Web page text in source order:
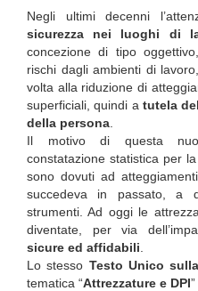
Negli ultimi decenni
sicurezza nei luoghi di
concezione di tipo
rischi dagli ambienti di
volta alla riduzione di
superficiali, quindi a tutela
della persona
Il motivo di questa
constatazione statistica per
sono dovuti ad
succedeva in passato, a
strumenti. Ad oggi le
diventate, per via
sicure ed affidabili
Lo stesso Testo Unico
tematica “Attrezzature e DPI